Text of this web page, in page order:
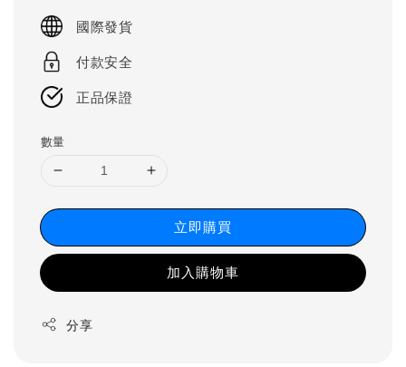
price
國際發貨
付款安全
正品保證
數量
立即購買
加入購物車
分享